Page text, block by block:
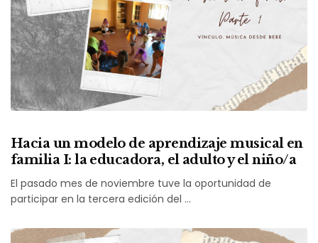
Hacia un modelo de aprendizaje musical en
familia I: la educadora, el adulto y el niño/a
El pasado mes de noviembre tuve la oportunidad de
participar en la tercera edición del …